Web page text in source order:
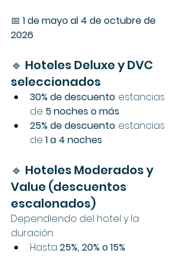
📅 1 de mayo al 4 de octubre de
2026
🔹 Hoteles Deluxe y DVC
seleccionados
30% de descuento: estancias
de 5 noches o más
25% de descuento: estancias
de 1 a 4 noches
🔹 Hoteles Moderados y
Value (descuentos
escalonados)
Dependiendo del hotel y la
duración:
Hasta 25%, 20% o 15%